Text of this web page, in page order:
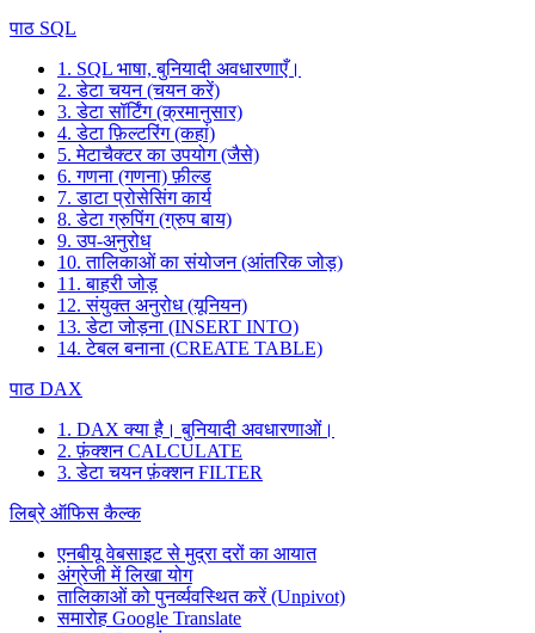
पाठ SQL
1. SQL भाषा, बुनियादी अवधारणाएँ।
2. डेटा चयन (चयन करें)
3. डेटा सॉर्टिंग (क्रमानुसार)
4. डेटा फ़िल्टरिंग (कहां)
5. मेटाचैक्टर का उपयोग (जैसे)
6. गणना (गणना) फ़ील्ड
7. डाटा प्रोसेसिंग कार्य
8. डेटा ग्रुपिंग (ग्रुप बाय)
9. उप-अनुरोध
10. तालिकाओं का संयोजन (आंतरिक जोड़)
11. बाहरी जोड़
12. संयुक्त अनुरोध (यूनियन)
13. डेटा जोड़ना (INSERT INTO)
14. टेबल बनाना (CREATE TABLE)
पाठ DAX
1. DAX क्या है। बुनियादी अवधारणाओं।
2. फ़ंक्शन CALCULATE
3. डेटा चयन फ़ंक्शन FILTER
लिब्रे ऑफिस कैल्क
एनबीयू वेबसाइट से मुद्रा दरों का आयात
अंग्रेजी में लिखा योग
तालिकाओं को पुनर्व्यवस्थित करें (Unpivot)
समारोह Google Translate